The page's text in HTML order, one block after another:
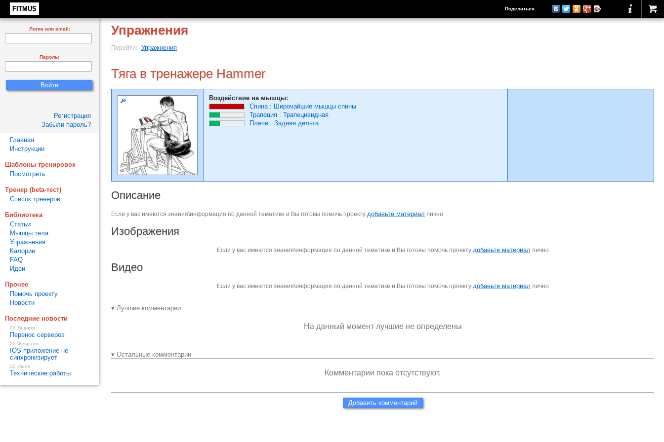
FITMUS Поделиться
Упражнения
Перейти: Упражнения
Тяга в тренажере Hammer
Воздействие на мышцы:
Спина: Широчайшие мышцы спины
Трапеция : Трапецивидная
Плечи : Задняя дельта
Описание
Если у вас имеются знания\информация по данной тематике и Вы готовы помочь проекту добавьте материал лично
Изображения
Если у вас имеются знания\информация по данной тематике и Вы готовы помочь проекту добавьте материал лично
Видео
Если у вас имеются знания\информация по данной тематике и Вы готовы помочь проекту добавьте материал лично
▾ Лучшие комментарии
На данный момент лучшие не определены
▾ Остальные комментарии
Комментарии пока отсутствуют.
Добавить комментарий
Логин или email:
Пароль:
Регистрация
Забыли пароль?
Главная
Инструкции
Шаблоны тренировок
Посмотреть
Тренер (beta-тест)
Список тренеров
Библиотека
Статьи
Мышцы тела
Упражнения
Калории
FAQ
Идеи
Прочее
Помочь проекту
Новости
Последние новости
02 Января
Перенос серверов
22 Февраля
IOS приложение не
синхронизирует
20 Июня
Технические работы